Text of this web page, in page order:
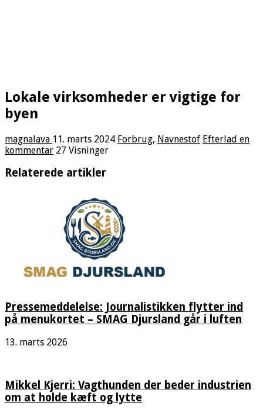
Lokale virksomheder er vigtige for
byen
magnalava 11. marts 2024 Forbrug, Navnestof Efterlad en
kommentar 27 Visninger
Relaterede artikler
Pressemeddelelse: Journalistikken flytter ind
på menukortet – SMAG Djursland går i luften
13. marts 2026
Mikkel Kjerri: Vagthunden der beder industrien
om at holde kæft og lytte